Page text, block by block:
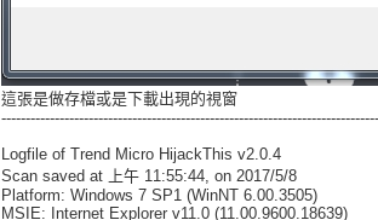
這張是做存檔或是下載出現的視窗
Logfile of Trend Micro HijackThis v2.0.4
Scan saved at 上午 11:55:44, on 2017/5/8
Platform: Windows 7 SP1 (WinNT 6.00.3505)
MSIE: Internet Explorer v11.0 (11.00.9600.18639)